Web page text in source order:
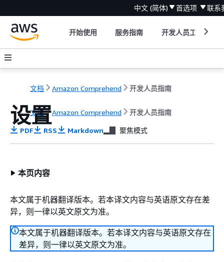
中文 (简体) 首选项 联系
开始使用 服务指南 开发人员工具
文档 Amazon Comprehend 开发人员指南
文档 Amazon Comprehend 开发人员指南
设置
PDF RSS Markdown 聚焦模式
本页内容
本文属于机器翻译版本。若本译文内容与英语原文存在差
异，则一律以英文原文为准。
本文属于机器翻译版本。若本译文内容与英语原文存在
差异，则一律以英文原文为准。